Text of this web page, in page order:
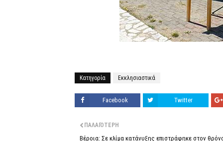
Κατηγορία Εκκλησιαστικά
Facebook Twitter
ΠΑΛΑΙΌΤΕΡΗ
Βέροια: Σε κλίμα κατάνυξης επιστράφηκε στον